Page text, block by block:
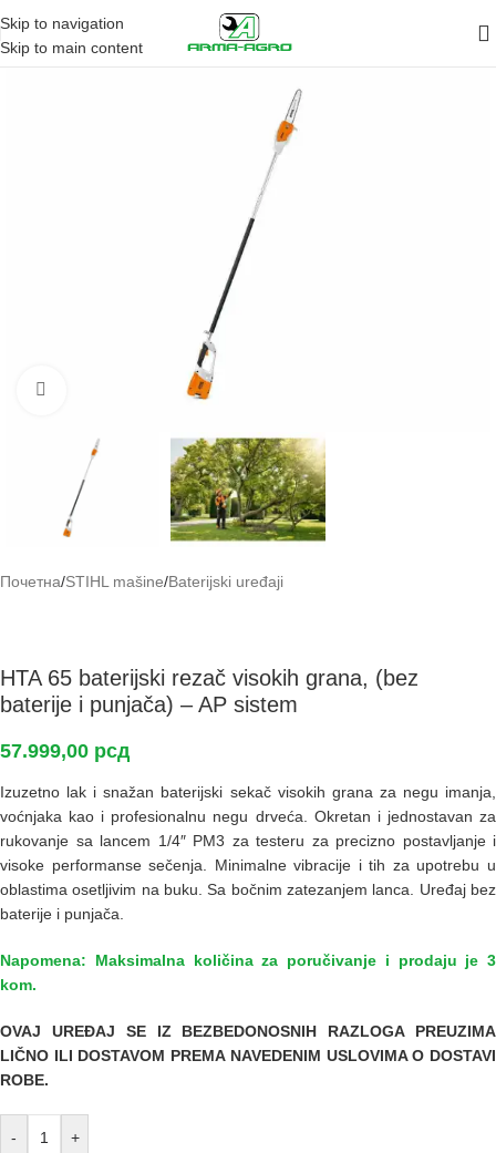
Skip to navigation
Skip to main content
Кликните да повећа слику
Почетна/STIHL mašine/Baterijski uređaji
HTA 65 baterijski rezač visokih grana, (bez
baterije i punjača) – AP sistem
57.999,00 рсд
Izuzetno lak i snažan baterijski sekač visokih grana za negu imanja,
voćnjaka kao i profesionalnu negu drveća. Okretan i jednostavan za
rukovanje sa lancem 1/4″ PM3 za testeru za precizno postavljanje i
visoke performanse sečenja. Minimalne vibracije i tih za upotrebu u
oblastima osetljivim na buku. Sa bočnim zatezanjem lanca. Uređaj bez
baterije i punjača.
Napomena: Maksimalna količina za poručivanje i prodaju je 3
kom.
OVAJ UREĐAJ SE IZ BEZBEDONOSNIH RAZLOGA PREUZIMA
LIČNO ILI DOSTAVOM PREMA NAVEDENIM USLOVIMA O DOSTAVI
ROBE.
- +